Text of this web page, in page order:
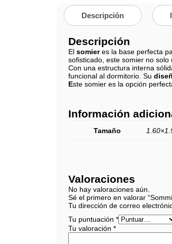
Descripción
Descripción
El somieres la base perfecta
sofisticado, este somier no
Con una estructura interna
funcional al dormitorio. Su
Este somier es la opción
Información
Tamaño
Valoraciones
No hay valoraciones aún.
Sé el primero en valorar
Tu dirección de correo
Tu puntuación *
Tu valoración *